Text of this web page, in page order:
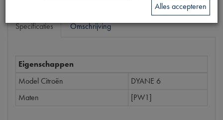
Specificaties Omschrijving
Eigenschappen
Model Citroën
DYANE 6
Maten
[PW1]
Alles accepteren